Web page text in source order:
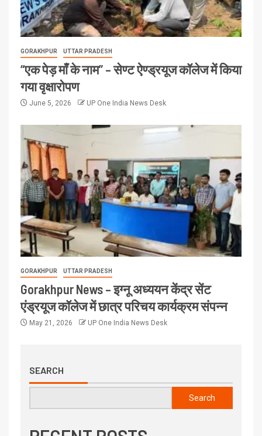
GORAKHPUR UTTAR PRADESH
“एक पेड़ माँ के नाम” – सेण्ट ऐण्ड्रयूज कॉलेज में किया
गया वृक्षारोपण
June 5, 2026 UP One India News Desk
GORAKHPUR UTTAR PRADESH
Gorakhpur News – इग्नू अध्ययन केंद्र सेंट
एंड्रयूज कॉलेज में छात्र परिचय कार्यक्रम संपन्न
May 21, 2026 UP One India News Desk
SEARCH
Search